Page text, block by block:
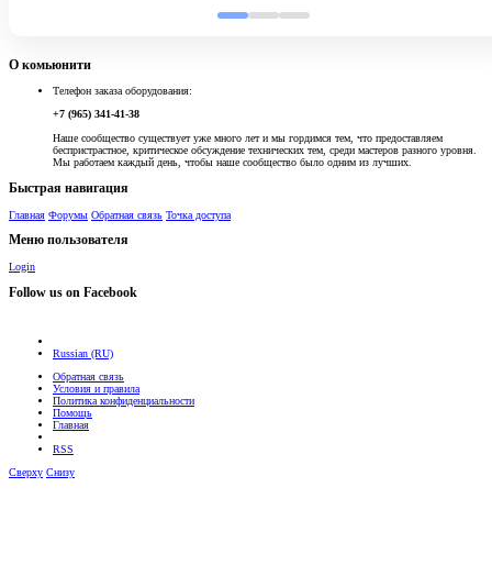
О комьюнити
Телефон заказа оборудования:
+7 (965) 341-41-38
Наше сообщество существует уже много лет и мы гордимся тем, что предоставляем
беспристрастное, критическое обсуждение технических тем, среди мастеров разного уровня.
Мы работаем каждый день, чтобы наше сообщество было одним из лучших.
Быстрая навигация
Главная Форумы Обратная связь Точка доступа
Меню пользователя
Login
Follow us on Facebook
Russian (RU)
Обратная связь
Условия и правила
Политика конфиденциальности
Помощь
Главная
RSS
Сверху Снизу